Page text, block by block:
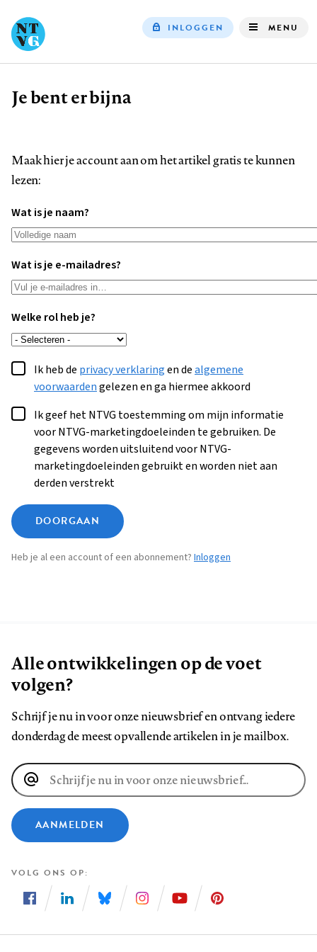
INLOGGEN MENU
Kruimelpad
Je bent er bijna
Maak hier je account aan om het artikel gratis te kunnen
lezen:
Wat is je naam?
Wat is je e-mailadres?
Welke rol heb je?
Ik heb de privacy verklaringen dealgemene
voorwaardengelezen en ga hiermee akkoord
Ik geef het NTVG toestemming om mijn informatie
voor NTVG-marketingdoeleinden te gebruiken. De
gegevens worden uitsluitend voor NTVG-
marketingdoeleinden gebruikt en worden niet aan
derden verstrekt
DOORGAAN
Heb je al een account of een abonnement? Inloggen
Alle ontwikkelingen op de voet
volgen?
Schrijf je nu in voor onze nieuwsbrief en ontvang iedere
donderdag de meest opvallende artikelen in je mailbox.
E-
mailadres
AANMELDEN
VOLG ONS OP
ons
ons
ons
ons
ons
ons